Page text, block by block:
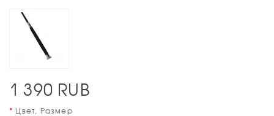
1 390 RUB
Цвет, Размер